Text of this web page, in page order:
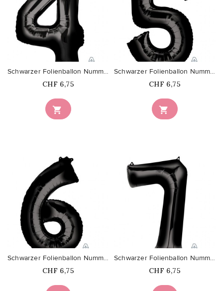
favorite_border

Schwarzer Folienballon Nummer 4
Price
CHF 6,75

Schwarzer Folienballon Nummer 5
Price
CHF 6,75
favorite_border
Schwarzer Folienballon Nummer 6
Price
CHF 6,75
Schwarzer Folienballon Nummer 7
Price
CHF 6,75